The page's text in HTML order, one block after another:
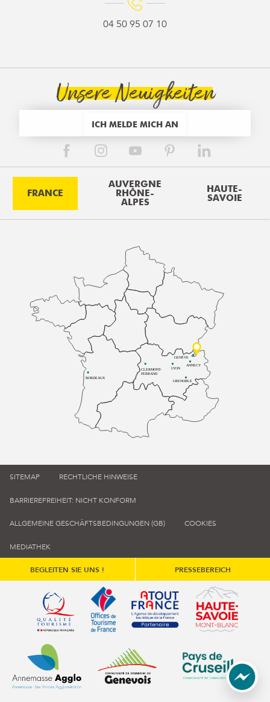
04 50 95 07 10
Unsere Neuigkeiten
ICH MELDE MICH AN
FRANCE
AUVERGNE
RHÔNE-
ALPES
HAUTE-
SAVOIE
BORDEAUX
CLERMONT-
FERRAND
LYON
ANNECY
GRENOBLE
GENÈVE
SITEMAP RECHTLICHE HINWEISE
BARRIEREFREIHEIT: NICHT KONFORM
ALLGEMEINE GESCHÄFTSBEDINGUNGEN (GB) COOKIES
MEDIATHEK
BEGLEITEN SIE UNS ! PRESSEBEREICH
Qualité tourisme (s'ouvre dans une nouvelle fenêtre)
Office de tourisme de France (s'ouvre
Atout France (s'ouvre dans
Annemasse Agglo (s'ouvre dans une nouvelle fenêtre)
Communauté de communes du
Communauté de